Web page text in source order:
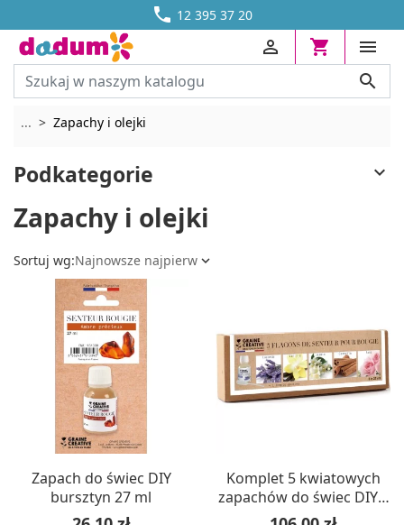
 12 395 37 20
DOSTAWA OD 13,70 ZŁ





... Rozwiń breadcrumbs
Zapachy i olejki
Podkategorie 
Zapachy i olejki
Sortuj wg:Najnowsze najpierw 
Zapach do świec DIY
bursztyn 27 ml
Cena
Komplet 5 kwiatowych
zapachów do świec DIY z
zakraplaczem 5x27 ml
Cena